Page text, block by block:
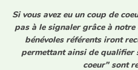
Si vous avez eu un coup de
pas à le signaler grâce à
bénévoles référents iront
permettant ainsi de qualifier
coeur" sont